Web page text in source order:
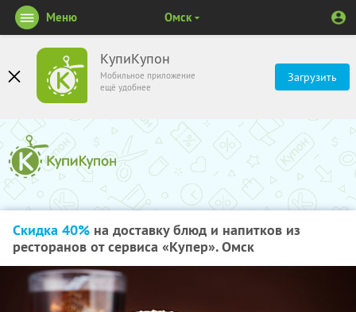
КупиКупон
Мобильное приложение
ещё удобнее
Загрузить
Меню Омск
Скидка 40% на доставку блюд и напитков из
ресторанов от сервиса «Купер». Омск